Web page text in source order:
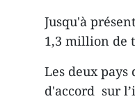
Jusqu'à
1,3 million de
Les deux
d'accord sur